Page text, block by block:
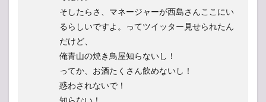
そしたらさ、マネージャーが西島さんここにい
るらしいですよ。ってツイッター見せられたん
だけど、
俺青山の焼き鳥屋知らないし！
ってか、お酒たくさん飲めないし！
惑わされないで！
知らない！